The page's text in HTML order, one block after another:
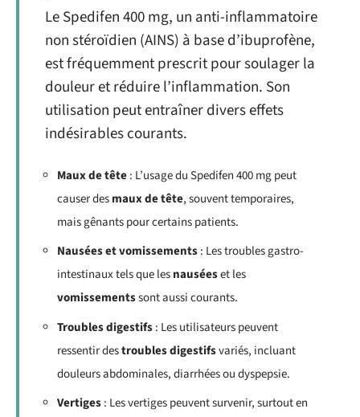
Le Spedifen 400 mg, un anti-inflammatoire
non stéroïdien (AINS) à base d’ibuprofène,
est fréquemment prescrit pour soulager la
douleur et réduire l’inflammation. Son
utilisation peut entraîner divers effets
indésirables courants.
Maux de tête: L’usage du Spedifen 400 mg peut
causer desmaux de tête, souvent temporaires,
mais gênants pour certains patients.
Nausées et vomissements: Les troubles gastro-
intestinaux tels que lesnauséeset les
vomissementssont aussi courants.
Troubles digestifs: Les utilisateurs peuvent
ressentir destroubles digestifsvariés, incluant
douleurs abdominales, diarrhées ou dyspepsie.
Vertiges: Les vertiges peuvent survenir, surtout en